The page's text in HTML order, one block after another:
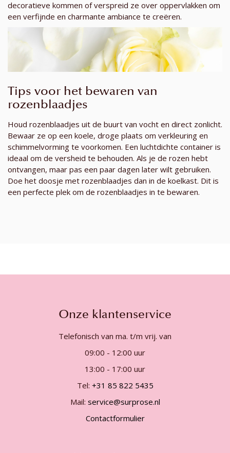
decoratieve kommen of verspreid ze over oppervlakken om
een verfijnde en charmante ambiance te creëren.
Tips voor het bewaren van
rozenblaadjes
Houd rozenblaadjes uit de buurt van vocht en direct zonlicht.
Bewaar ze op een koele, droge plaats om verkleuring en
schimmelvorming te voorkomen. Een luchtdichte container is
ideaal om de versheid te behouden. Als je de rozen hebt
ontvangen, maar pas een paar dagen later wilt gebruiken.
Doe het doosje met rozenblaadjes dan in de koelkast. Dit is
een perfecte plek om de rozenblaadjes in te bewaren.
Onze klantenservice
Telefonisch van ma. t/m vrij. van
09:00 - 12:00 uur
13:00 - 17:00 uur
Tel: +31 85 822 5435
Mail: service@surprose.nl
Contactformulier